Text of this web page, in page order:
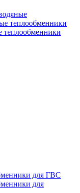
теплообменники
теплообменники
для ГВС
для